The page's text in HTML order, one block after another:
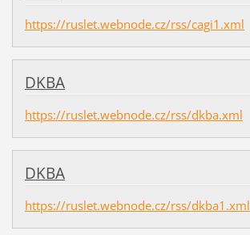
https://ruslet.webnode.cz/rss/cagi1.xml
DKBA
https://ruslet.webnode.cz/rss/dkba.xml
DKBA
https://ruslet.webnode.cz/rss/dkba1.xml